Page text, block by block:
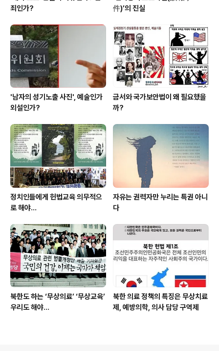
죄인가?
件)’의 진실
'남자의 성기노출 사진', 예술인가
외설인가?
금서와 국가보안법이 왜 필요했을
까?
정치인들에게 헌법교육 의무적으
로 해야…
자유는 권력자만 누리는 특권 아니
다
북한도 하는 ‘무상의료’ ‘무상교육’
우리도 해야...
북한 의료 정책의 특징은 무상치료
제, 예방의학, 의사 담당 구역제